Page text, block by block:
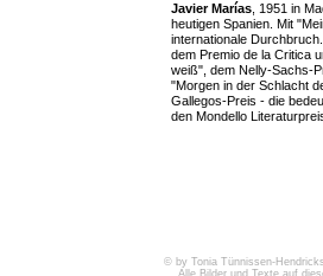
Javier Marías , 1951 in
heutigen Spanien. Mit
internationale
dem Premio de la Critica
weiß", dem Nelly-Sachs-
"Morgen in der Schlacht
Gallegos-Preis - die
den Mondello
© by Tonia Tünnissen-
Alle Bilder und Texte auf